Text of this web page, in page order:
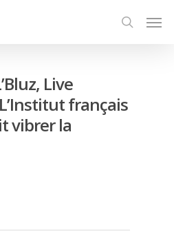
Live
français
vibrer la